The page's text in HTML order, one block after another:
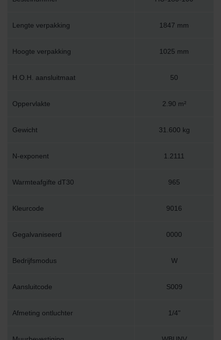
Lengte verpakking 1847 mm
Hoogte verpakking 1025 mm
H.O.H. aansluitmaat 50
Oppervlakte 2.90 m²
Gewicht 31.600 kg
N-exponent 1.2111
Warmteafgifte dT30 965
Kleurcode 9016
Gegalvaniseerd 0000
Bedrijfsmodus W
Aansluitcode S009
Afmeting ontluchter 1/4"